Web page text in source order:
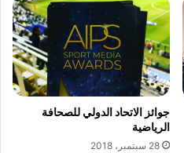
جوائز الاتحاد الدولي للصحافة
الرياضية
28 سبتمبر، 2018